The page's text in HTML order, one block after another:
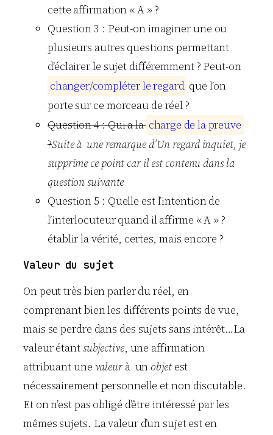
cette affirmation « A » ?
Question 3 : Peut-on imaginer une ou
plusieurs autres questions permettant
d’éclairer le sujet différemment ? Peut-on
changer/compléterleregard que l’on
porte sur ce morceau de réel ?
Question 4 : Qui a la charge de lapreuve
?Suite à une remarque d’Un regard inquiet, je
supprime ce point car il est contenu dans la
question suivante
Question 5 : Quelle est l’intention de
l’interlocuteur quand il affirme « A » ?
établir la vérité, certes, mais encore ?
Valeur du sujet
On peut très bien parler du réel, en
comprenant bien les différents points de vue,
mais se perdre dans des sujets sans intérêt…La
valeur étantsubjective, une affirmation
attribuant une valeurà un objetest
nécessairement personnelle et non discutable.
Et on n’est pas obligé d’être intéressé par les
mêmes sujets. La valeur d’un sujet est en